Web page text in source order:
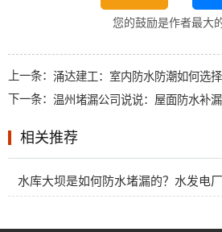
您的鼓励是作者最大
上一条： 涌达建工：室内防水防潮如何选
下一条： 温州堵漏公司说说：屋面防水补
相关推荐
水库大坝是如何防水堵漏的？水发电